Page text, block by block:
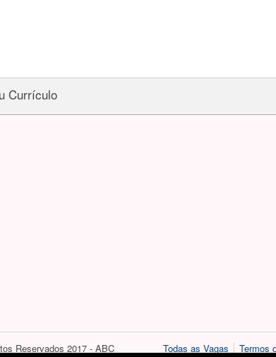
Currículo
Todas as Vagas Termos
Reservados 2017 - ABC